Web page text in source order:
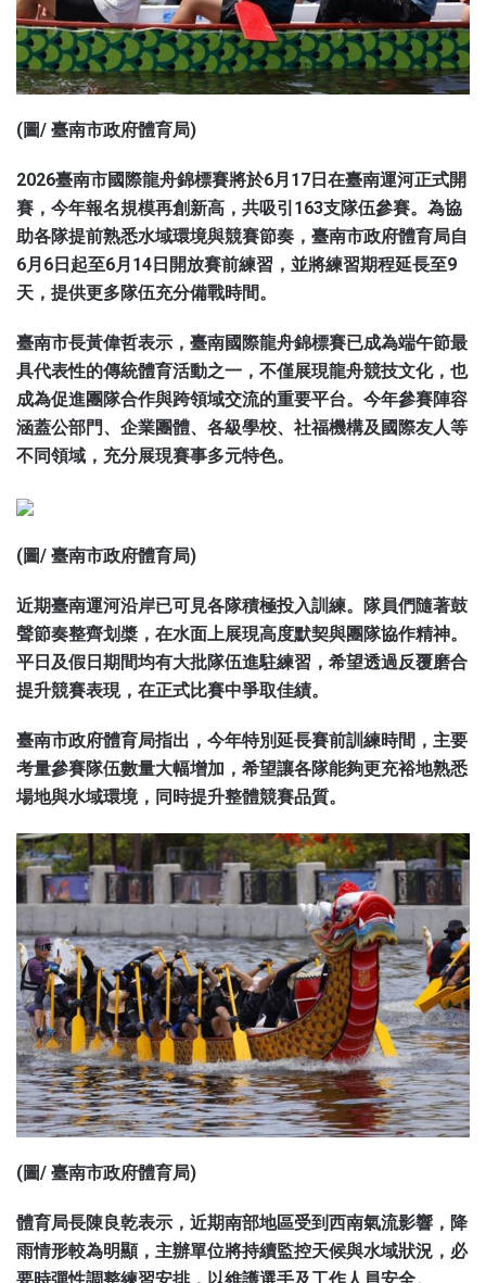
(圖/ 臺南市政府體育局)
2026臺南市國際龍舟錦標賽將於6月17日在臺南運河正式開
賽，今年報名規模再創新高，共吸引163支隊伍參賽。為協
助各隊提前熟悉水域環境與競賽節奏，臺南市政府體育局自
6月6日起至6月14日開放賽前練習，並將練習期程延長至9
天，提供更多隊伍充分備戰時間。
臺南市長黃偉哲表示，臺南國際龍舟錦標賽已成為端午節最
具代表性的傳統體育活動之一，不僅展現龍舟競技文化，也
成為促進團隊合作與跨領域交流的重要平台。今年參賽陣容
涵蓋公部門、企業團體、各級學校、社福機構及國際友人等
不同領域，充分展現賽事多元特色。
(圖/ 臺南市政府體育局)
近期臺南運河沿岸已可見各隊積極投入訓練。隊員們隨著鼓
聲節奏整齊划槳，在水面上展現高度默契與團隊協作精神。
平日及假日期間均有大批隊伍進駐練習，希望透過反覆磨合
提升競賽表現，在正式比賽中爭取佳績。
臺南市政府體育局指出，今年特別延長賽前訓練時間，主要
考量參賽隊伍數量大幅增加，希望讓各隊能夠更充裕地熟悉
場地與水域環境，同時提升整體競賽品質。
(圖/ 臺南市政府體育局)
體育局長陳良乾表示，近期南部地區受到西南氣流影響，降
雨情形較為明顯，主辦單位將持續監控天候與水域狀況，必
要時彈性調整練習安排，以維護選手及工作人員安全。